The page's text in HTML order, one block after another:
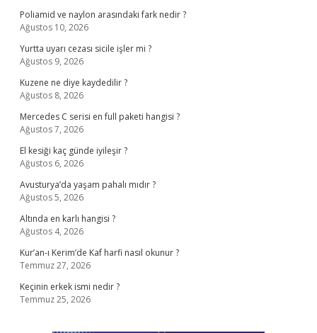
Poliamid ve naylon arasındaki fark nedir ?
Ağustos 10, 2026
Yurtta uyarı cezası sicile işler mi ?
Ağustos 9, 2026
Kuzene ne diye kaydedilir ?
Ağustos 8, 2026
Mercedes C serisi en full paketi hangisi ?
Ağustos 7, 2026
El kesiği kaç günde iyileşir ?
Ağustos 6, 2026
Avusturya’da yaşam pahalı mıdır ?
Ağustos 5, 2026
Altında en karlı hangisi ?
Ağustos 4, 2026
Kur’an-ı Kerim’de Kaf harfi nasıl okunur ?
Temmuz 27, 2026
Keçinin erkek ismi nedir ?
Temmuz 25, 2026